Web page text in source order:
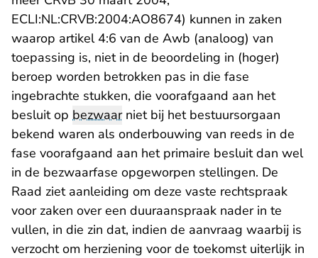
ECLI:NL:CRVB:2004:AO8674- U verlaat
) kunnen in zaken
waarop artikel 4:6 van de Awb (analoog) van
toepassing is, niet in de beoordeling in (hoger)
beroep worden betrokken pas in die fase
ingebrachte stukken, die voorafgaand aan het
besluit op bezwaarniet bij het bestuursorgaan
bekend waren als onderbouwing van reeds in de
fase voorafgaand aan het primaire besluit dan wel
in de bezwaarfase opgeworpen stellingen. De
Raad ziet aanleiding om deze vaste rechtspraak
voor zaken over een duuraanspraak nader in te
vullen, in die zin dat, indien de aanvraag waarbij is
verzocht om herziening voor de toekomst uiterlijk in